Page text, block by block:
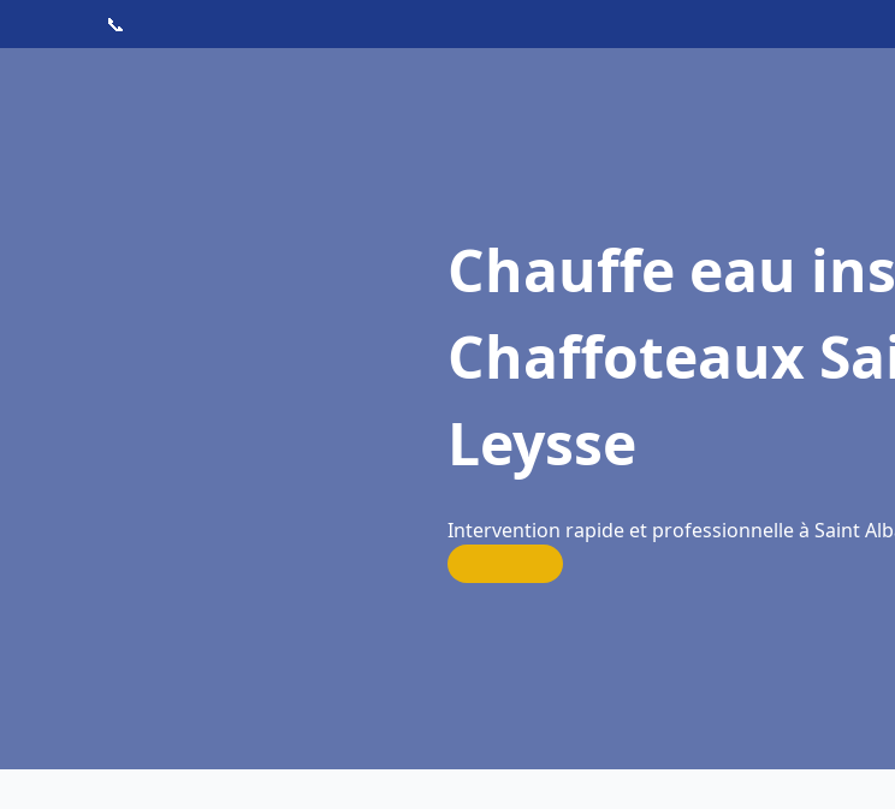
📞
Chauffe eau
Chaffoteaux
Leysse
Intervention rapide et professionnelle à Saint